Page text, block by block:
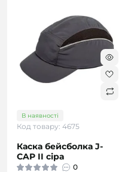
В наявності
Код товару: 4675
Каска бейсболка J-
CAP II сіра
0